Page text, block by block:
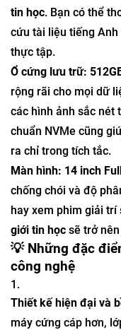
tin học. Bạn có thể
cứu tài liệu tiếng
thực tập.
Ổ cứng lưu trữ:
rộng rãi cho mọi dữ
các hình ảnh sắc nét
chuẩn NVMe cũng
ra chỉ trong tích tắc.
Màn hình: 14 inch
chống chói và độ
hay xem phim giải trí
giới tin học sẽ trở
💡 Những đặc
công nghệ
Thiết kế hiện đại và
máy cứng cáp hơn,